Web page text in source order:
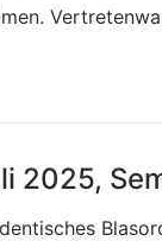
2025,